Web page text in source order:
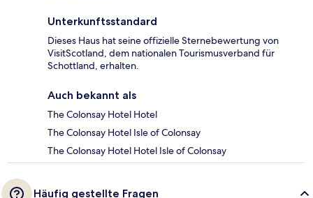
Unterkunftsstandard
Dieses Haus hat seine offizielle Sternebewertung von
VisitScotland, dem nationalen Tourismusverband für
Schottland, erhalten.
Auch bekannt als
The Colonsay Hotel Hotel
The Colonsay Hotel Isle of Colonsay
The Colonsay Hotel Hotel Isle of Colonsay
Häufig gestellte Fragen